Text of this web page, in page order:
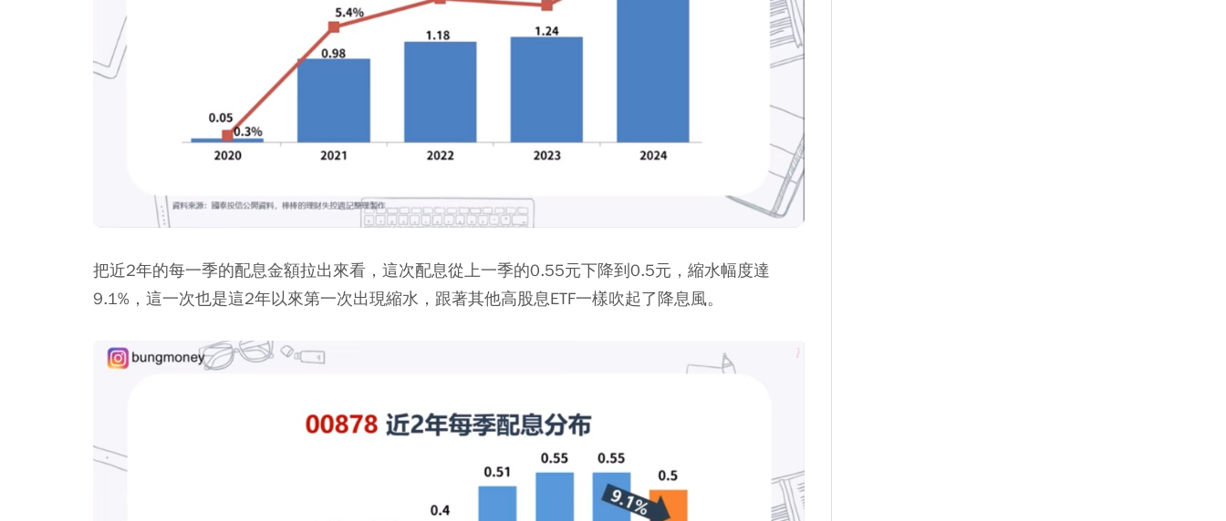
把近2年的每一季的配息金額拉出來看，這次配息從上一季的0.55元下降到0.5元，縮水幅度達
9.1%，這一次也是這2年以來第一次出現縮水，跟著其他高股息ETF一樣吹起了降息風。